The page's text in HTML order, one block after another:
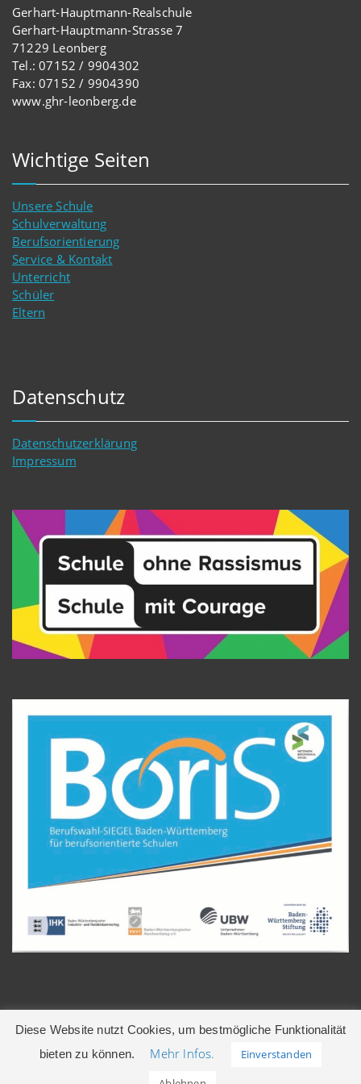
Gerhart-Hauptmann-Realschule
Gerhart-Hauptmann-Strasse 7
71229 Leonberg
Tel.: 07152 / 9904302
Fax: 07152 / 9904390
www.ghr-leonberg.de
Wichtige Seiten
Unsere Schule
Schulverwaltung
Berufsorientierung
Service & Kontakt
Unterricht
Schüler
Eltern
Datenschutz
Datenschutzerklärung
Impressum
Diese Website nutzt Cookies, um bestmögliche Funktionalität
bieten zu können.
Mehr Infos.
Einverstanden